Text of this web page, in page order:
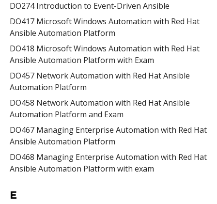
DO274 Introduction to Event-Driven Ansible
DO417 Microsoft Windows Automation with Red Hat
Ansible Automation Platform
DO418 Microsoft Windows Automation with Red Hat
Ansible Automation Platform with Exam
DO457 Network Automation with Red Hat Ansible
Automation Platform
DO458 Network Automation with Red Hat Ansible
Automation Platform and Exam
DO467 Managing Enterprise Automation with Red Hat
Ansible Automation Platform
DO468 Managing Enterprise Automation with Red Hat
Ansible Automation Platform with exam
E